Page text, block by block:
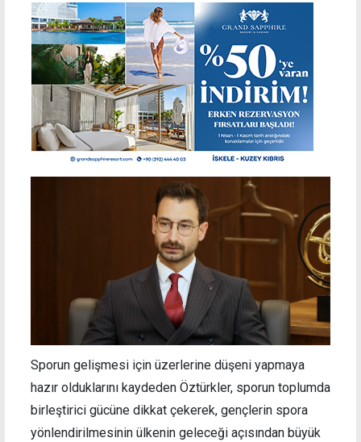
Sporun gelişmesi için üzerlerine düşeni yapmaya
hazır olduklarını kaydeden Öztürkler, sporun toplumda
birleştirici gücüne dikkat çekerek, gençlerin spora
yönlendirilmesinin ülkenin geleceği açısından büyük